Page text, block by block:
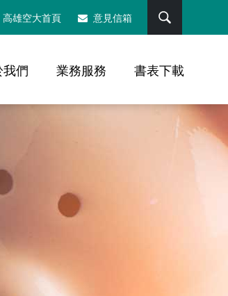
高雄空大首頁 意見信箱
們 業務服務 書表下載